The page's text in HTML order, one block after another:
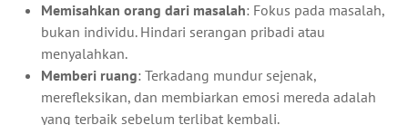
Memisahkan orang dari masalah: Fokus pada masalah,
bukan individu. Hindari serangan pribadi atau
menyalahkan.
Memberi ruang: Terkadang mundur sejenak,
merefleksikan, dan membiarkan emosi mereda adalah
yang terbaik sebelum terlibat kembali.